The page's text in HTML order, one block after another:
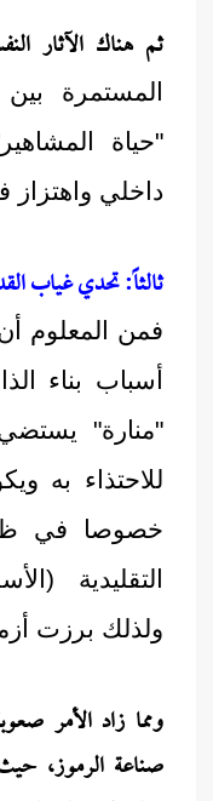
ثم هناك الآثار
المستمرة
"حياة
داخلي واهتزاز
ثالثاً: تحدي غياب
فمن المعلوم
أسباب بناء
"منارة"
للاحتذاء به
خصوصا في
التقليدية
ولذلك برزت
ومما زاد الأمر
صناعة الرموز،